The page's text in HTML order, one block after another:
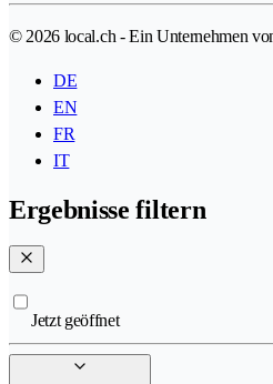
© 2026 local.ch - Ein Unternehmen
DE
EN
FR
IT
Ergebnisse filtern
Jetzt geöffnet